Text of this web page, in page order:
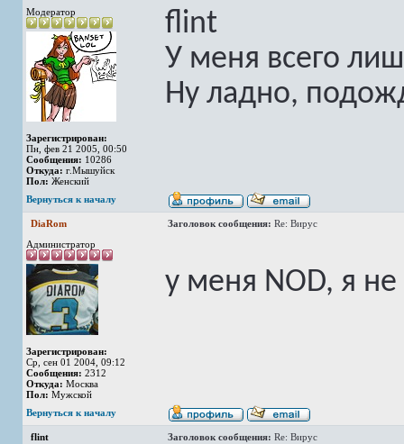
Модератор
Зарегистрирован:
Пн, фев 21 2005, 00:50
Сообщения: 10286
Откуда: г.Мышуйск
Пол: Женский
flint
У меня всего
Ну ладно,
Вернуться к началу
DiaRom Заголовок сообщения: Re: Вирус
Администратор
Зарегистрирован:
Ср, сен 01 2004, 09:12
Сообщения: 2312
Откуда: Москва
Пол: Мужской
у меня NOD, я
Вернуться к началу
flint Заголовок сообщения: Re: Вирус